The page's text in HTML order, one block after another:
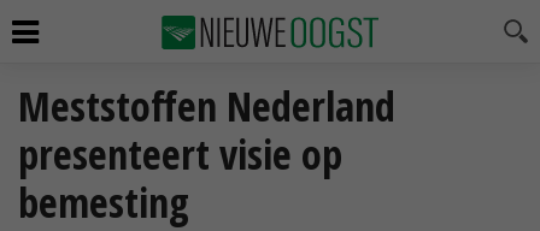
Meststoffen Nederland
presenteert visie op
bemesting